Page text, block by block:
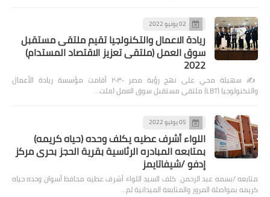
02 يونيو 2022
ريادة الاعمال والتكنولجيا تقيم ملتقى مستقبل
سوق العمل (ملتقى تعزيز الاقتصاد المستدام)
2022
✍️ سهيلة محي على نهج رؤية مصر ٢٠٣٠ أقامت مؤسسة ريادة الأعمال
والتكنولوجيا (LBT) ملتقى مستقبل سوق العمل (ملت…
05 يوليو 2022
اللواء أشرف عطيه يكلف وحده (حياه كريمه)
بمتابعه المبادره الرئاسية بقرية الحجز بحرى مركز
إدفو /شيفاتايمز
متابعه /بسمه عبد الرحمن كلف السيد اللواء أشرف عطيه محافظ أسوان وحده حياه
كريمه بمواصلة المرور والمتابعة الميدانية لم…